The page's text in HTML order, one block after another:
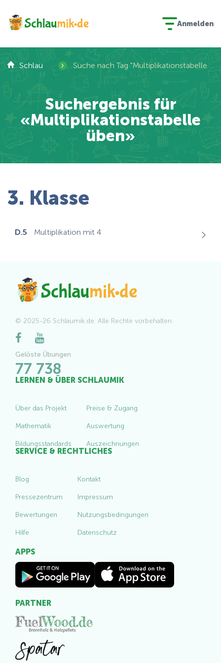
Anmelden
Schlaumik › Suche nach Tag "Multiplikationstabelle üben"
Suchergebnis für
«Multiplikationstabelle
üben»
3. Klasse
D.5 Multiplikation mit 4
© 2025-26 Schlaumik.de. Alle Rechte vorbehalten.
Gelöste Übungen
77 738
LERNEN & ÜBER SCHLAUMIK
Über das Projekt
Mathematik
Bildungsstandards
Preise & Zugang
Auswertung
Auszeichnungen
SERVICE & RECHTLICHES
Blog
Pressezentrum
Bewertungen
Hilfe
Kontakt
Impressum
Nutzungsbedingungen
Datenschutz
APPS
PARTNER